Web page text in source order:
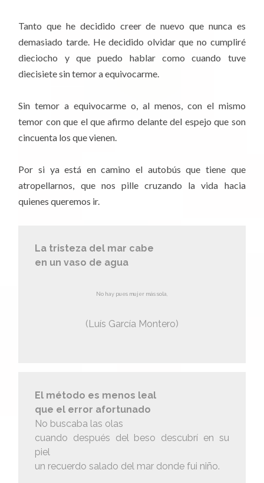
Tanto que he decidido creer de nuevo que nunca es
demasiado tarde. He decidido olvidar que no cumpliré
dieciocho y que puedo hablar como cuando tuve
diecisiete sin temor a equivocarme.
Sin temor a equivocarme o, al menos, con el mismo
temor con que el que afirmo delante del espejo que son
cincuenta los que vienen.
Por si ya está en camino el autobús que tiene que
atropellarnos, que nos pille cruzando la vida hacia
quienes queremos ir.
La tristeza del mar cabe
en un vaso de agua
No hay pues mujer más sola,
(Luís García Montero)
El método es menos leal
que el error afortunado
No buscaba las olas
cuando después del beso descubrí en su
piel
un recuerdo salado del mar donde fui niño.